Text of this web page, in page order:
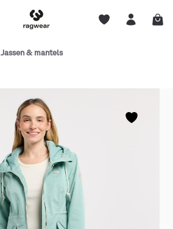
Jassen & mantels